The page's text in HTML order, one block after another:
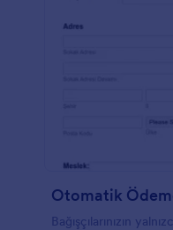
Otomatik
Bağışçılarınızın